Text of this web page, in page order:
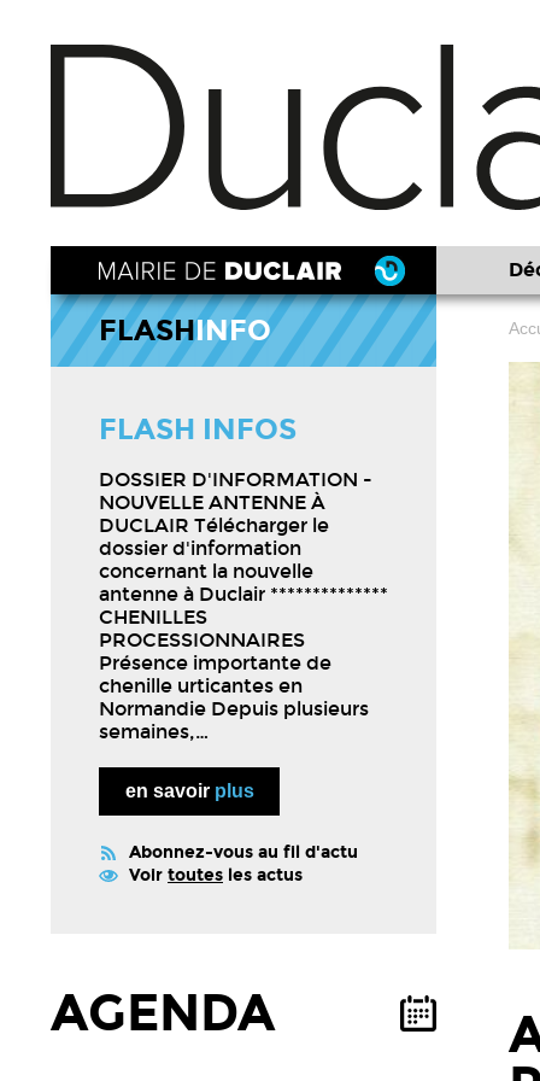
FLASHINFO
FLASH INFOS
DOSSIER D'INFORMATION -
NOUVELLE ANTENNE À
DUCLAIR Télécharger le
dossier d'information
concernant la nouvelle
antenne à Duclair **************
CHENILLES
PROCESSIONNAIRES
Présence importante de
chenille urticantes en
Normandie Depuis plusieurs
semaines,…
en savoir plus
Abonnez-vous au fil d'actu
Voir toutes les actus
AGENDA